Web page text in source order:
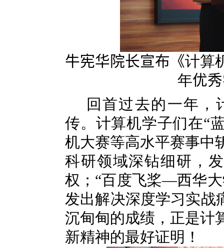
牛宪华院长宣布《计算
年优
回首过去的一年，
传。计算机学子们在“
机大赛等高水平赛事中
科研领域深钻细研，
权；“百度飞桨—西华
发出解决深度学习实
沉甸甸的成绩，正是计
新精神的最好证明！